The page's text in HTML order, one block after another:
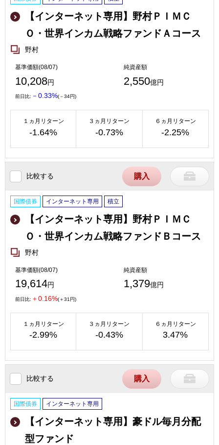
【インターネット専用】野村ＰＩＭＣ
Ｏ・世界インカム戦略ファンドＡコース
野村
基準価額(08/07)
10,208円
純資産額
2,550億円
前日比: －0.33%(－34円)
１ヵ月リターン
-1.64%
３ヵ月リターン
-0.73%
６ヵ月リターン
-2.25%
比較する 購入
国際債券 インターネット専用 積立
【インターネット専用】野村ＰＩＭＣ
Ｏ・世界インカム戦略ファンドＢコース
野村
基準価額(08/07)
19,614円
純資産額
1,379億円
前日比: ＋0.16%(＋31円)
１ヵ月リターン
-2.99%
３ヵ月リターン
-0.43%
６ヵ月リターン
3.47%
比較する 購入
国際債券 インターネット専用
【インターネット専用】豪ドル毎月分配
型ファンド